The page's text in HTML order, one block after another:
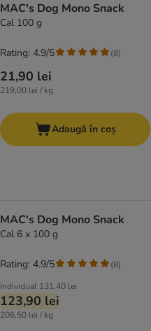
MAC's Dog Mono Snack
Cal 100 g
21,90 lei
219,00 lei / kg
Rating: 4.9/5 (8)
Adaugă în coș
MAC's Dog Mono Snack
Cal 6 x 100 g
Individual 131,40 lei
123,90 lei
206,50 lei / kg
Rating: 4.9/5 (8)